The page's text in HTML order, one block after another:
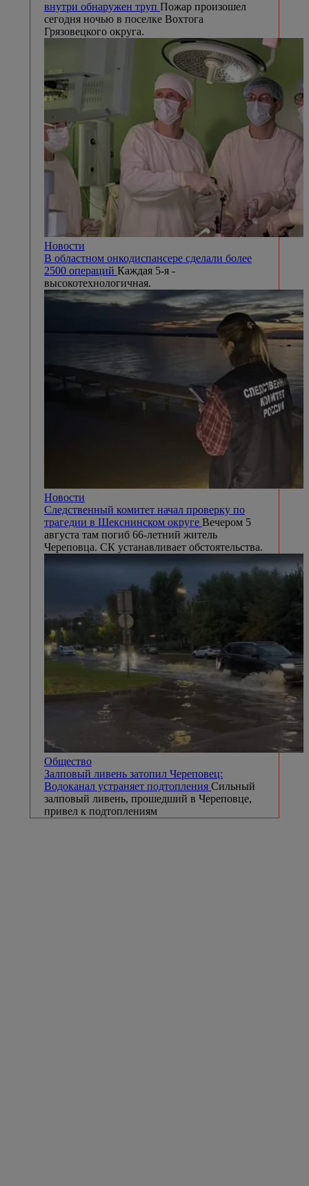
внутри обнаружен труп Пожар произошел
сегодня ночью в поселке Вохтога
Грязовецкого округа.
Новости
В областном онкодиспансере сделали более
2500 операций Каждая 5-я -
высокотехнологичная.
Новости
Следственный комитет начал проверку по
трагедии в Шекснинском округе Вечером 5
августа там погиб 66-летний житель
Череповца. СК устанавливает обстоятельства.
Общество
Залповый ливень затопил Череповец:
Водоканал устраняет подтопления Сильный
залповый ливень, прошедший в Череповце,
привел к подтоплениям